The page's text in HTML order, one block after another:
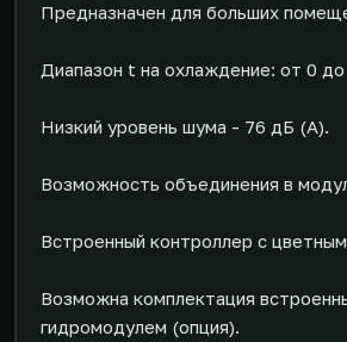
Предназначен для больших
Диапазон t на охлаждение: от 0
Низкий уровень шума - 76 дБ (А).
Возможность объединения в
Встроенный контроллер с
Возможна комплектация
гидромодулем (опция).